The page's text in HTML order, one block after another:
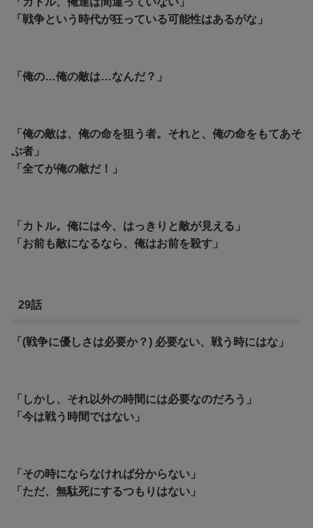
「戦争という時代が狂っている可能性はあるがな」
「俺の…俺の敵は…なんだ？」
「俺の敵は、俺の命を狙う者。 それと、俺の命をもてあそ
ぶ者」
「全てが俺の敵だ！」
「カトル。俺には今、はっきりと敵が見える」
「 お前も敵になるなら、俺はお前を殺す」
29話
「(戦争に優しさは必要か？) 必要ない、戦う時にはな」
「しかし、それ以外の時間には必要なのだろう」
「今は戦う時間ではない」
「その時にならなければ分からない」
「ただ、無駄死にするつもりはない」